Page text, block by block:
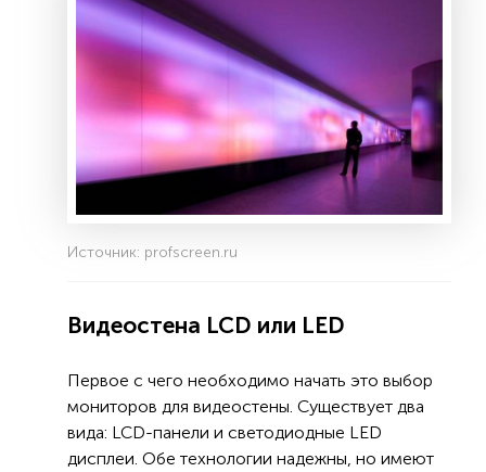
Источник: profscreen.ru
Видеостена LCD или LED
Первое с чего необходимо начать это выбор
мониторов для видеостены. Существует два
вида: LCD-панели и светодиодные LED
дисплеи. Обе технологии надежны, но имеют